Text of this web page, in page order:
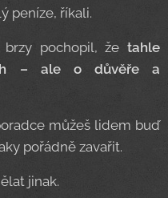
peníze, říkali.
pochopil, že tahle
– ale o důvěře a
můžeš lidem buď
pořádně zavařit.
jinak.